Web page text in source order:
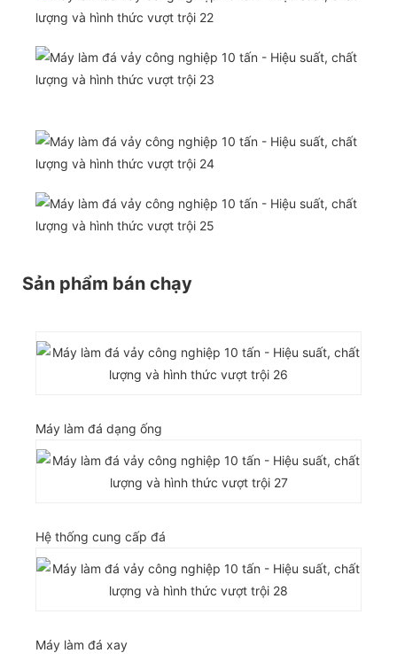
Sản phẩm bán chạy
Máy làm đá dạng ống
Hệ thống cung cấp đá
Máy làm đá xay